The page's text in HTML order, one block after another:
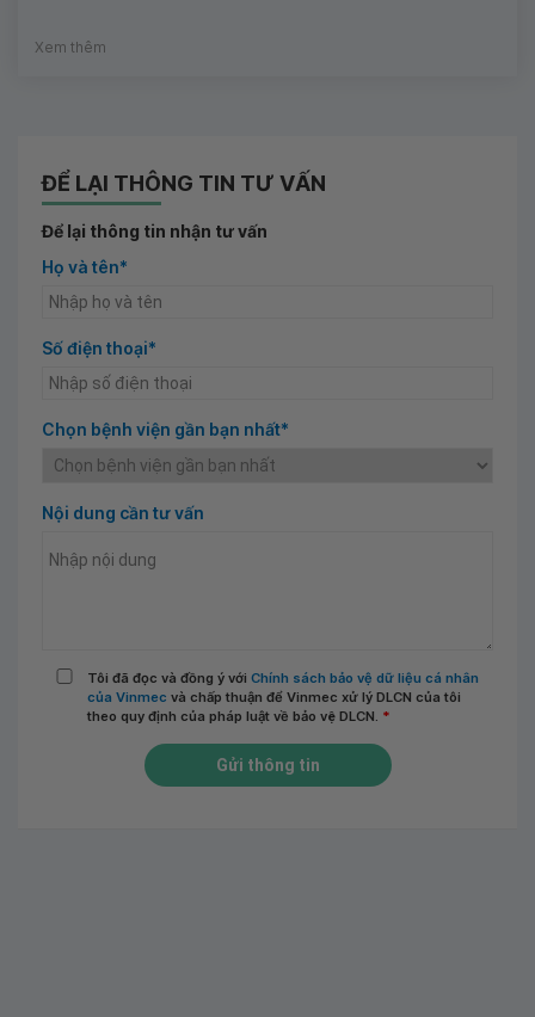
Xem thêm
ĐỂ LẠI THÔNG TIN TƯ VẤN
Để lại thông tin nhận tư vấn
Họ và tên*
Số điện thoại*
Chọn bệnh viện gần bạn nhất*
Nội dung cần tư vấn
Tôi đã đọc và đồng ý với Chính sách bảo vệ dữ liệu cá nhân
của Vinmec và chấp thuận để Vinmec xử lý DLCN của tôi
theo quy định của pháp luật về bảo vệ DLCN. *
Gửi thông tin